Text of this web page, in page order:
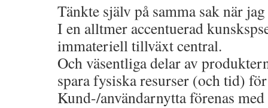
Tänkte själv på samma sak när
I en alltmer accentuerad
immateriell tillväxt central.
Och väsentliga delar av
spara fysiska resurser (och tid)
Kund-/användarnytta förenas